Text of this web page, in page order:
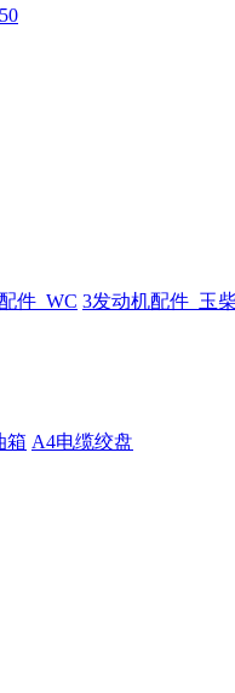
件_WC 3发动机配件_玉
箱 A4电缆绞盘